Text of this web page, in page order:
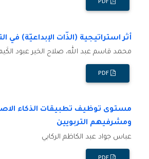
أثر استراتيجية (الذّات الإبداعيّة)
محمد قاسم عبد الله، صلاح الخير عبود
مستوى توظيف تطبيقات الذكاء
ومشرفيهم التربويين
عباس جواد عبد الكاظم الركابي